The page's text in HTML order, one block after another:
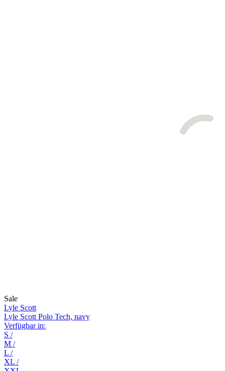
Sale
Lyle Scott
Lyle Scott Polo Tech, navy
Verfügbar in:
S /
M /
L /
XL /